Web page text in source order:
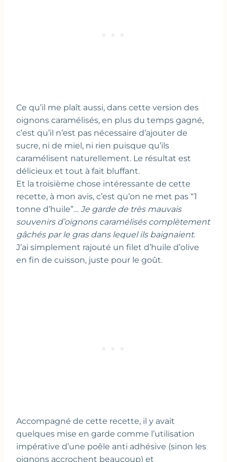
Ce qu’il me plaît aussi, dans cette version des
oignons caramélisés, en plus du temps gagné,
c’est qu’il n’est pas nécessaire d’ajouter de
sucre, ni de miel, ni rien puisque qu’ils
caramélisent naturellement. Le résultat est
délicieux et tout à fait bluffant.
Et la troisième chose intéressante de cette
recette, à mon avis, c’est qu’on ne met pas “1
tonne d’huile”… Je garde de très mauvais
souvenirs d’oignons caramélisés complètement
gâchés par le gras dans lequel ils baignaient.
J’ai simplement rajouté un filet d’huile d’olive
en fin de cuisson, juste pour le goût.
Accompagné de cette recette, il y avait
quelques mise en garde comme l’utilisation
impérative d’une poêle anti adhésive (sinon les
oignons accrochent beaucoup) et